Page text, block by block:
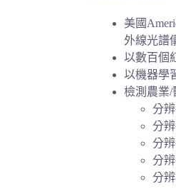
美國
外線光譜
以數百個
以機器學
檢測農業/
分
分
分
分
分